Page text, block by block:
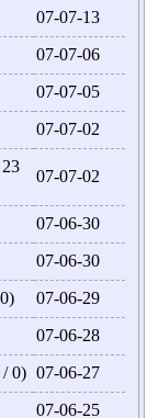
07-07-13
07-07-06
07-07-05
07-07-02
07-07-02
07-06-30
07-06-30
07-06-29
07-06-28
/ 0) 07-06-27
07-06-25